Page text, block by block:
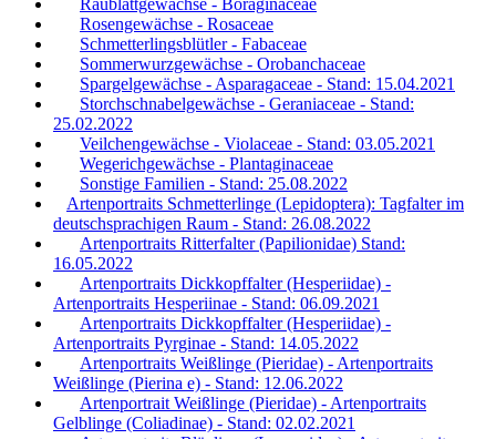
Raublattgewächse - Boraginaceae
Rosengewächse - Rosaceae
Schmetterlingsblütler - Fabaceae
Sommerwurzgewächse - Orobanchaceae
Spargelgewächse - Asparagaceae - Stand: 15.04.2021
Storchschnabelgewächse - Geraniaceae - Stand:
25.02.2022
Veilchengewächse - Violaceae - Stand: 03.05.2021
Wegerichgewächse - Plantaginaceae
Sonstige Familien - Stand: 25.08.2022
Artenportraits Schmetterlinge (Lepidoptera): Tagfalter im
deutschsprachigen Raum - Stand: 26.08.2022
Artenportraits Ritterfalter (Papilionidae) Stand:
16.05.2022
Artenportraits Dickkopffalter (Hesperiidae) -
Artenportraits Hesperiinae - Stand: 06.09.2021
Artenportraits Dickkopffalter (Hesperiidae) -
Artenportraits Pyrginae - Stand: 14.05.2022
Artenportraits Weißlinge (Pieridae) - Artenportraits
Weißlinge (Pierina e) - Stand: 12.06.2022
Artenportrait Weißlinge (Pieridae) - Artenportraits
Gelblinge (Coliadinae) - Stand: 02.02.2021